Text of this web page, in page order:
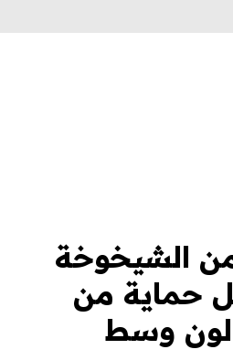
من الشيخوخة
حماية من